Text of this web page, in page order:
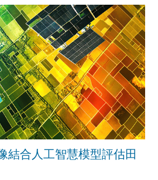
結合人工智慧模型評估田